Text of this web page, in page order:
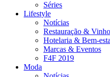
Séries
Lifestyle
Notícias
Restauração &
Hotelaria & Bem-
Marcas & Eventos
F4F 2019
Moda